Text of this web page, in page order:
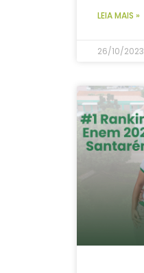
LEIA MAIS »
26/10/2023